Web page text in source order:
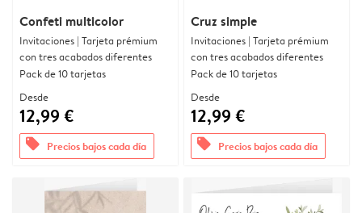
Confeti multicolor
Invitaciones | Tarjeta prémium
con tres acabados diferentes
Pack de 10 tarjetas
Desde
12,99 €
offers Precios bajos cada día
Cruz simple
Invitaciones | Tarjeta prémium
con tres acabados diferentes
Pack de 10 tarjetas
Desde
12,99 €
offers Precios bajos cada día